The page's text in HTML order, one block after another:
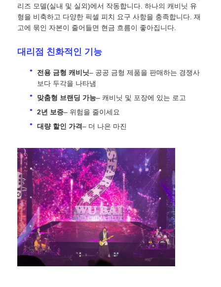
야외 LED 디스플레이 보드
리즈 모델(실내 및 실외)에서 작동합니다. 하나의 캐비닛 유
형을 비축하고 다양한 픽셀 피치 요구 사항을 충족합니다. 재
고에 묶인 자본이 줄어들면 현금 흐름이 좋아집니다.
대리점 친화적인 기능
전용 금형 캐비닛– 공공 금형 제품을 판매하는 경쟁사
보다 두각을 나타냄
맞춤형 브랜딩 가능– 캐비닛 및 포장에 있는 로고
2년 보증– 위험을 줄이세요
대량 할인 가격– 더 나은 마진